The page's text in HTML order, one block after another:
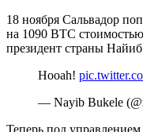
18 ноября Сальвадор
на 1090 BTC
президент страны
Hooah!
— Nayib Bukele
Теперь под